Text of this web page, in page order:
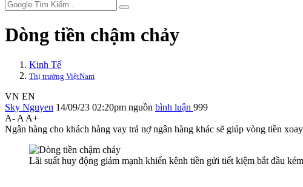
Dòng tiền chậm chảy
Kinh Tế
Thị trường ViệtNam
VN EN
Sky Nguyen 14/09/23 02:20pm nguồn bình luận 999
A- A A+
Ngân hàng cho khách hàng vay trả nợ ngân hàng khác sẽ giúp vòng tiền
Lãi suất huy động giảm mạnh khiến kênh tiền gửi tiết kiệm bắt đầu